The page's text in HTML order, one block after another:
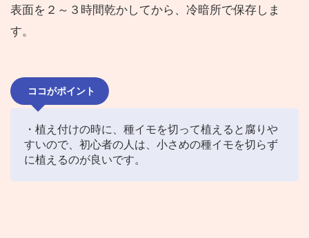
表面を２～３時間乾かしてから、冷暗所で保存しま
す。
ココがポイント
・植え付けの時に、種イモを切って植えると腐りや
すいので、初心者の人は、小さめの種イモを切らず
に植えるのが良いです。